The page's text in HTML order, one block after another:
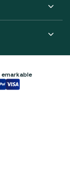
emarkable